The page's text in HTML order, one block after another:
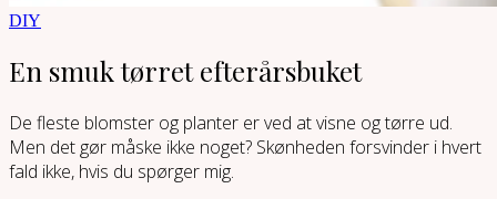
DIY
En smuk tørret efterårsbuket
De fleste blomster og planter er ved at visne og tørre ud.
Men det gør måske ikke noget? Skønheden forsvinder i hvert
fald ikke, hvis du spørger mig.